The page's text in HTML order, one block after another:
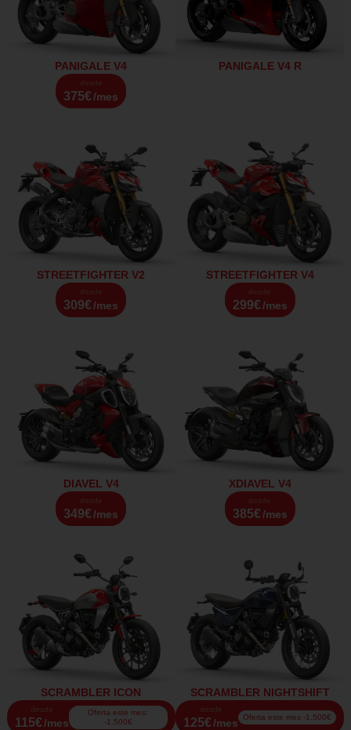
PANIGALE V4
desde
375€ /mes
PANIGALE V4 R
STREETFIGHTER V2
desde
309€ /mes
STREETFIGHTER V4
desde
299€/mes
DIAVEL V4
desde
349€ /mes
XDIAVEL V4
desde
385€/mes
SCRAMBLER ICON
desde
115€/mes
Oferta este mes:
-1.500€
SCRAMBLER NIGHTSHIFT
desde
125€/mes Oferta este mes -1.500€